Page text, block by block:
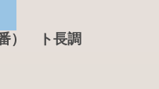
番） ト長調